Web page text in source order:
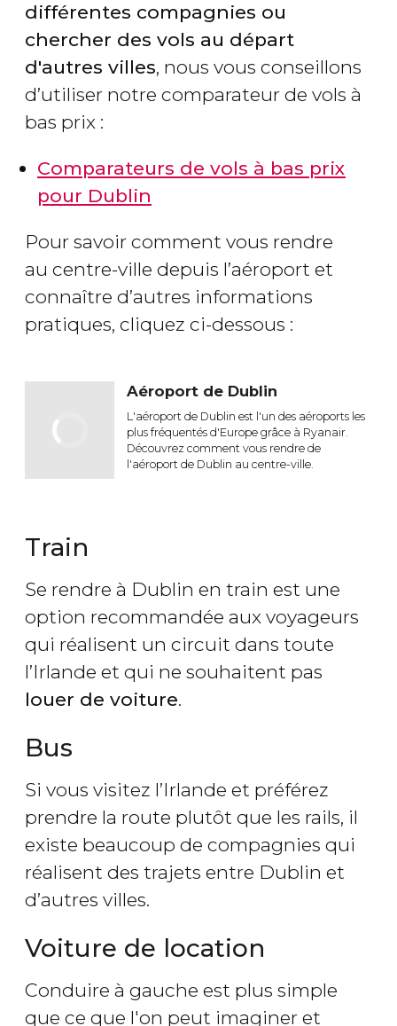
différentes compagnies ou
chercher des vols au départ
d'autres villes, nous vous conseillons
d’utiliser notre comparateur de vols à
bas prix :
Comparateurs de vols à bas prix
pour Dublin
Pour savoir comment vous rendre
au centre-ville depuis l’aéroport et
connaître d’autres informations
pratiques, cliquez ci-dessous :
Aéroport de Dublin
L'aéroport de Dublin est l'un des aéroports les
plus fréquentés d'Europe grâce à Ryanair.
Découvrez comment vous rendre de
l'aéroport de Dublin au centre-ville.
Train
Se rendre à Dublin en train est une
option recommandée aux voyageurs
qui réalisent un circuit dans toute
l’Irlande et qui ne souhaitent pas
louer de voiture.
Bus
Si vous visitez l’Irlande et préférez
prendre la route plutôt que les rails, il
existe beaucoup de compagnies qui
réalisent des trajets entre Dublin et
d’autres villes.
Voiture de location
Conduire à gauche est plus simple
que ce que l'on peut imaginer et